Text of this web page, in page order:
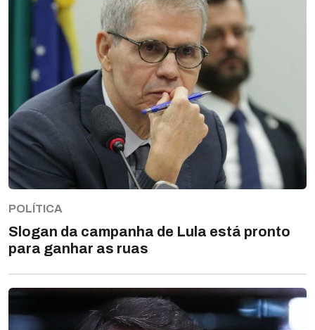
POLÍTICA
Slogan da campanha de Lula está pronto
para ganhar as ruas